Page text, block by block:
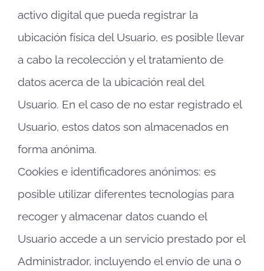
activo digital que pueda registrar la
ubicación física del Usuario, es posible llevar
a cabo la recolección y el tratamiento de
datos acerca de la ubicación real del
Usuario. En el caso de no estar registrado el
Usuario, estos datos son almacenados en
forma anónima.
Cookies e identificadores anónimos: es
posible utilizar diferentes tecnologías para
recoger y almacenar datos cuando el
Usuario accede a un servicio prestado por el
Administrador, incluyendo el envío de una o